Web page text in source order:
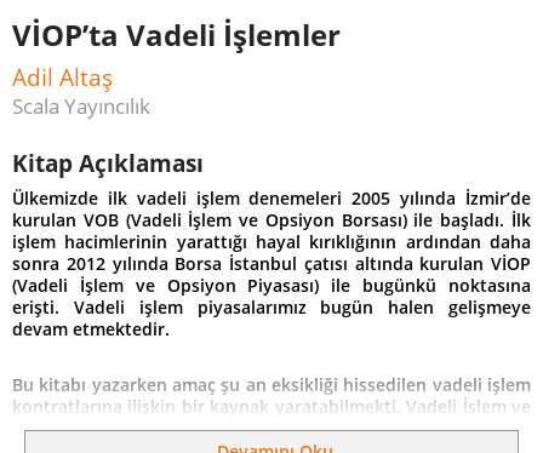
VİOP’ta Vadeli İşlemler
Adil Altaş
Scala Yayıncılık
Kitap Açıklaması
Ülkemizde ilk vadeli işlem denemeleri 2005 yılında İzmir’de
kurulan VOB (Vadeli İşlem ve Opsiyon Borsası) ile başladı. İlk
işlem hacimlerinin yarattığı hayal kırıklığının ardından daha
sonra 2012 yılında Borsa İstanbul çatısı altında kurulan VİOP
(Vadeli İşlem ve Opsiyon Piyasası) ile bugünkü noktasına
erişti. Vadeli işlem piyasalarımız bugün halen gelişmeye
devam etmektedir.
Bu kitabı yazarken amaç şu an eksikliği hissedilen vadeli işlem
kontratlarına ilişkin bir kaynak yaratabilmekti. Vadeli İşlem ve
Opsiyon Piyasasına ilişkin kaleme alınan eserlerde ağırlıklı